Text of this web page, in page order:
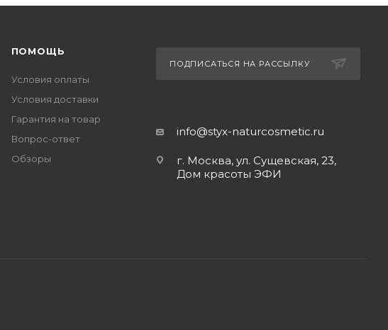
ПОМОЩЬ
Условия оплаты
Условия доставки
Гарантия на товар
Вопрос-ответ
Обзоры
ПОДПИСАТЬСЯ НА РАССЫЛКУ
info@styx-naturcosmetic.ru
г. Москва, ул. Сущевская, 23,
Дом красоты ЭФИ